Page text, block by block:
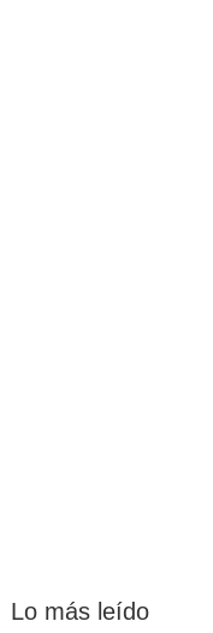
Lo más leído